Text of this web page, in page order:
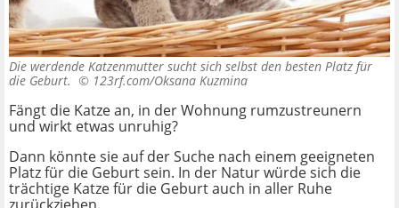
Die werdende Katzenmutter sucht sich selbst den besten Platz für
die Geburt. © 123rf.com/Oksana Kuzmina
Fängt die Katze an, in der Wohnung rumzustreunern
und wirkt etwas unruhig?
Dann könnte sie auf der Suche nach einem geeigneten
Platz für die Geburt sein. In der Natur würde sich die
trächtige Katze für die Geburt auch in aller Ruhe